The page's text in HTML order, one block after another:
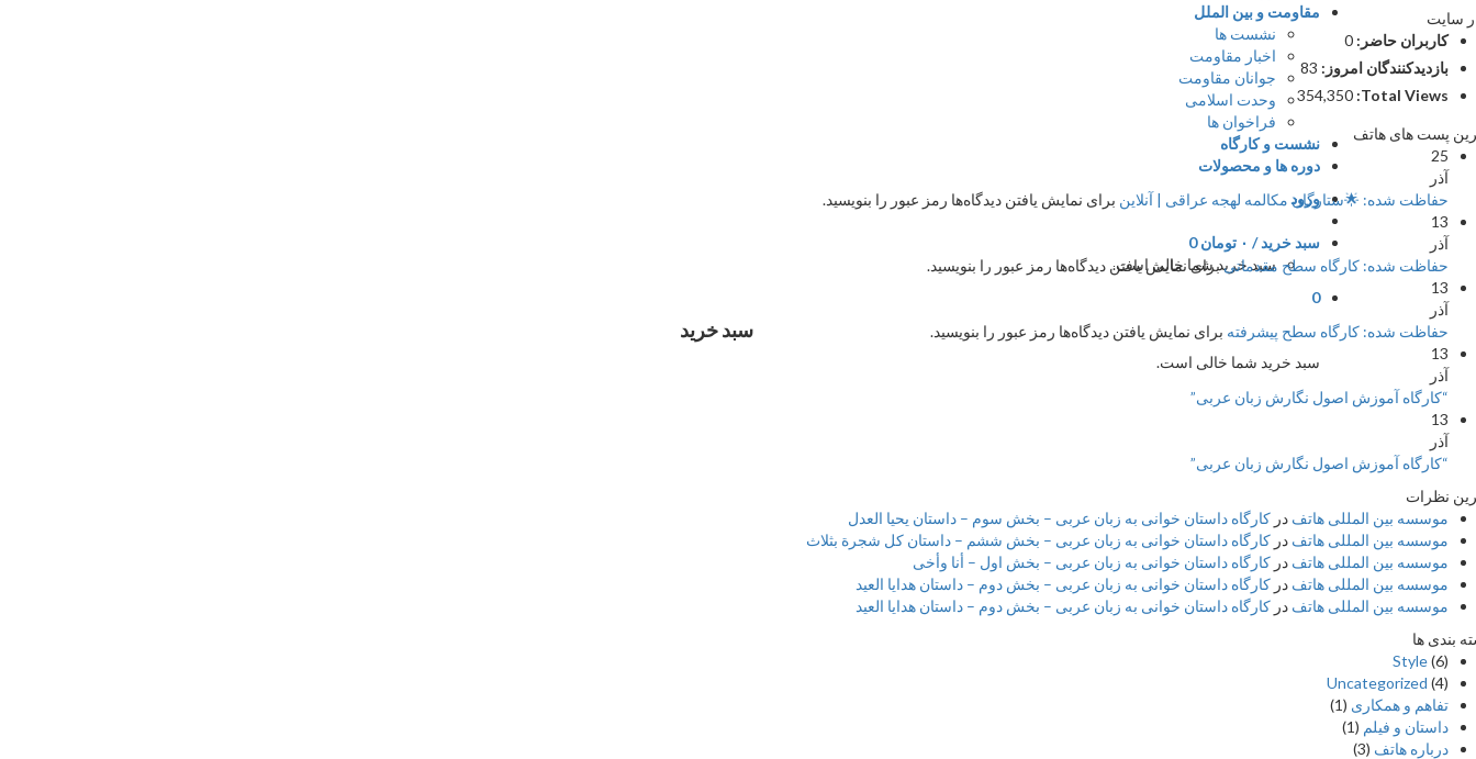
مقاومت و بین الملل
نشست ها
اخبار مقاومت
جوانان مقاومت
وحدت اسلامی
فراخوان ها
نشست و کارگاه
دوره ها و محصولات
ورود
سبد خرید / ۰ تومان 0
سبد خرید شما خالی است.
0
سبد خرید
سبد خرید شما خالی است.
سایت
کاربران حاضر: 0
بازدیدکنندگان امروز: 83
Total Views:
354,350
پست های هاتف
25
آذر
حفاظت شده: 🌟ستارگان مکالمه لهجه عراقی | آنلاین برای نمایش یافتن دیدگاه‌ها رمز عبور را بنویسید.
13
آذر
حفاظت شده: کارگاه سطح مقدماتیبرای نمایش یافتن دیدگاه‌ها رمز عبور را بنویسید.
13
آذر
حفاظت شده: کارگاه سطح پیشرفته برای نمایش یافتن دیدگاه‌ها رمز عبور را بنویسید.
13
آذر
“کارگاه آموزش اصول نگارش زبان عربی”
13
آذر
“کارگاه آموزش اصول نگارش زبان عربی”
نظرات
موسسه بین المللی هاتف در کارگاه داستان خوانی به زبان عربی – بخش سوم – داستان یحیا العدل
موسسه بین المللی هاتف در کارگاه داستان خوانی به زبان عربی – بخش ششم – داستان کل شجرة بثلاث
موسسه بین المللی هاتف در کارگاه داستان خوانی به زبان عربی – بخش اول – أنا وأخی
موسسه بین المللی هاتف در کارگاه داستان خوانی به زبان عربی – بخش دوم – داستان هدایا العید
موسسه بین المللی هاتف در کارگاه داستان خوانی به زبان عربی – بخش دوم – داستان هدایا العید
بندی ها
Style(6)
Uncategorized (4)
تفاهم و همکاری (1)
داستان و فیلم (1)
درباره هاتف (3)